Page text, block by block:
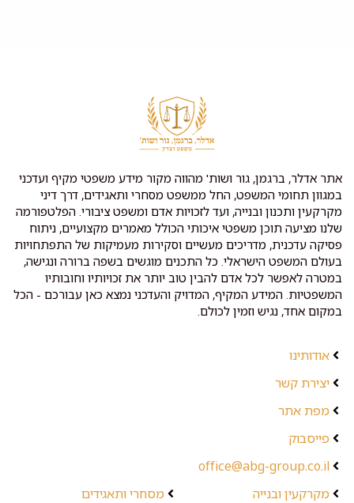
אתר אדלר, ברגמן, גור ושות' מהווה מקור מידע משפטי מקיף ועדכני
במגוון תחומי המשפט, החל ממשפט מסחרי ותאגידים, דרך דיני
מקרקעין ותכנון ובנייה, ועד לזכויות אדם ומשפט ציבורי. הפלטפורמה
שלנו מציעה תוכן משפטי איכותי הכולל מאמרים מקצועיים, ניתוח
פסיקה עדכנית, מדריכים מעשיים וסקירות מעמיקות של התפתחויות
בעולם המשפט הישראלי. כל התכנים מוגשים בשפה ברורה ונגישה,
במטרה לאפשר לכל אדם להבין טוב יותר את זכויותיו וחובותיו
המשפטיות. המידע המקיף, המדויק והעדכני נמצא כאן עבורכם - הכל
במקום אחד, נגיש וזמין לכולם.
אודותינו
יצירת קשר
מפת אתר
פייסבוק
office@abg-group.co.il
מקרקעין ובנייה
מסחרי ותאגידים